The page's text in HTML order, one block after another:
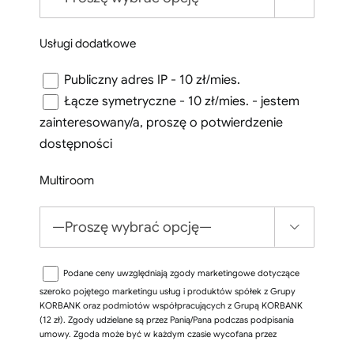
Usługi dodatkowe
Publiczny adres IP - 10 zł/mies.
Łącze symetryczne - 10 zł/mies. - jestem
zainteresowany/a, proszę o potwierdzenie
dostępności
Multiroom

Podane ceny uwzględniają zgody marketingowe dotyczące
szeroko pojętego marketingu usług i produktów spółek z Grupy
KORBANK oraz podmiotów współpracujących z Grupą KORBANK
(12 zł). Zgody udzielane są przez Panią/Pana podczas podpisania
umowy. Zgoda może być w każdym czasie wycofana przez